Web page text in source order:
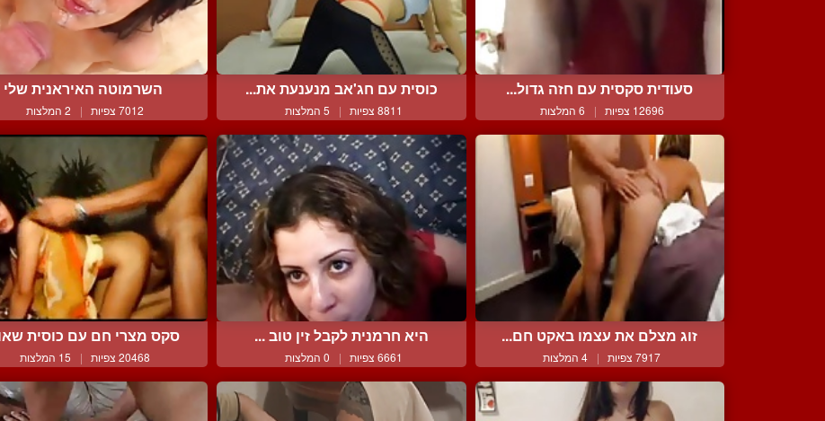
סעודית סקסית עם חזה גדול...
12696 צפיות | 6 המלצות
כוסית עם חג'אב מנענעת את...
8811 צפיות | 5 המלצות
השרמוטה האיראנית שלי
7012 צפיות | 2 המלצות
זוג מצלם את עצמו באקט חם...
7917 צפיות | 4 המלצות
היא חרמנית לקבל זין טוב ...
6661 צפיות | 0 המלצות
סקס מצרי חם עם כוסית
20468 צפיות | 15 המלצות